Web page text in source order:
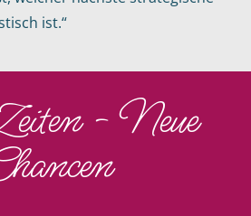
ist.“
- Neue